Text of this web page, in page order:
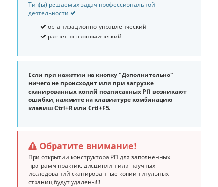
Тип(ы) решаемых задач профессиональной
деятельности
организационно-управленческий
расчетно-экономический
Если при нажатии на кнопку "Дополнительно"
ничего не происходит или при загрузке
сканированных копий подписанных РП возникают
ошибки, нажмите на клавиатуре комбинацию
клавиш Ctrl+R или Crtl+F5.
Обратите внимание!
При открытии конструктора РП для заполненных
программ практик, дисциплин или научных
исследований сканированные копии титульных
страниц будут удалены!!!